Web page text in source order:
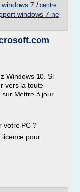
7 / centre
windows 7 ne
Windows 10. Si
vers la toute
sur Mettre à jour
votre PC ?
licence pour